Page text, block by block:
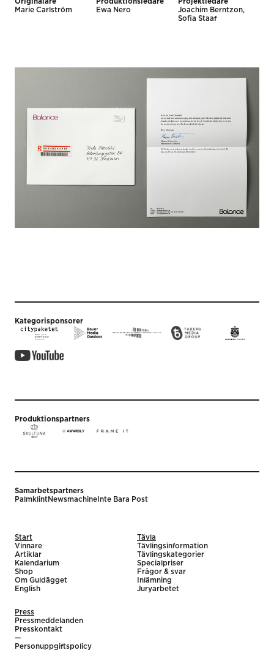
Originalare
Marie Carlström
Produktionsledare
Ewa Nero
Projektledare
Joachim Berntzon,
Sofia Staaf
Kategorisponsorer
Produktionspartners
Samarbetspartners
PalmklintNewsmachine Inte Bara Post
Start
Vinnare
Artiklar
Kalendarium
Shop
Om Guldägget
English
Tävla
Tävlingsinformation
Tävlingskategorier
Specialpriser
Frågor & svar
Inlämning
Juryarbetet
Press
Pressmeddelanden
Presskontakt
—
Personuppgiftspolicy